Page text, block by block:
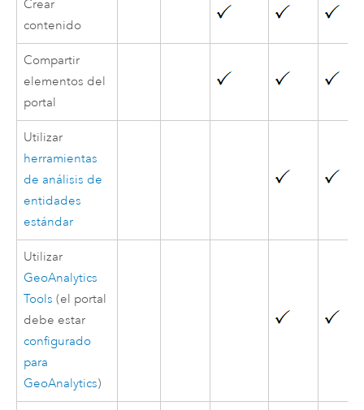
Crear
contenido
Compartir
elementos del
portal
Utilizar
herramientas
de análisis de
entidades
estándar
Utilizar
GeoAnalytics
Tools (el portal
debe estar
configurado
para
GeoAnalytics)